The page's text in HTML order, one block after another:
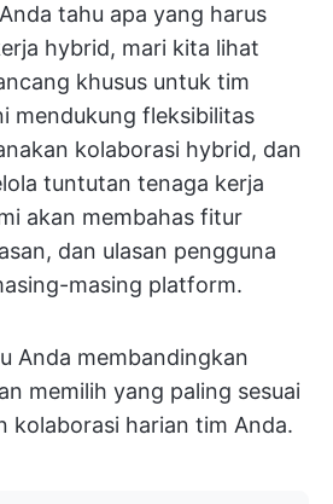
tahu apa yang harus
hybrid, mari kita lihat
khusus untuk tim
mendukung fleksibilitas
kolaborasi hybrid, dan
tuntutan tenaga kerja
akan membahas fitur
dan ulasan pengguna
masing platform.
Anda membandingkan
memilih yang paling sesuai
kolaborasi harian tim Anda.